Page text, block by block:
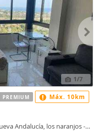
1/7
Andalucía, los naranjos -
PREMIUM Máx. 10km